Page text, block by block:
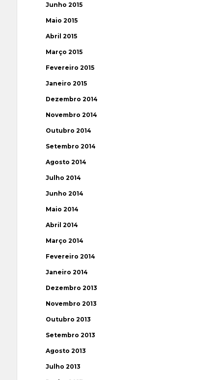
Junho 2015
Maio 2015
Abril 2015
Março 2015
Fevereiro 2015
Janeiro 2015
Dezembro 2014
Novembro 2014
Outubro 2014
Setembro 2014
Agosto 2014
Julho 2014
Junho 2014
Maio 2014
Abril 2014
Março 2014
Fevereiro 2014
Janeiro 2014
Dezembro 2013
Novembro 2013
Outubro 2013
Setembro 2013
Agosto 2013
Julho 2013